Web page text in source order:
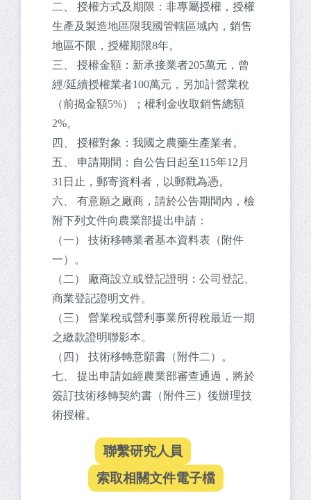
二、 授權方式及期限：非專屬授權，授權
生產及製造地區限我國管轄區域內，銷售
地區不限，授權期限8年。
三、 授權金額：新承接業者205萬元，曾
經/延續授權業者100萬元，另加計營業稅
（前揭金額5%）；權利金收取銷售總額
2%。
四、 授權對象：我國之農藥生產業者。
五、 申請期間：自公告日起至115年12月
31日止，郵寄資料者，以郵戳為憑。
六、 有意願之廠商，請於公告期間內，檢
附下列文件向農業部提出申請：
（一） 技術移轉業者基本資料表（附件
一）。
（二） 廠商設立或登記證明：公司登記、
商業登記證明文件。
（三） 營業稅或營利事業所得稅最近一期
之繳款證明聯影本。
（四） 技術移轉意願書（附件二）。
七、 提出申請如經農業部審查通過，將於
簽訂技術移轉契約書（附件三）後辦理技
術授權。